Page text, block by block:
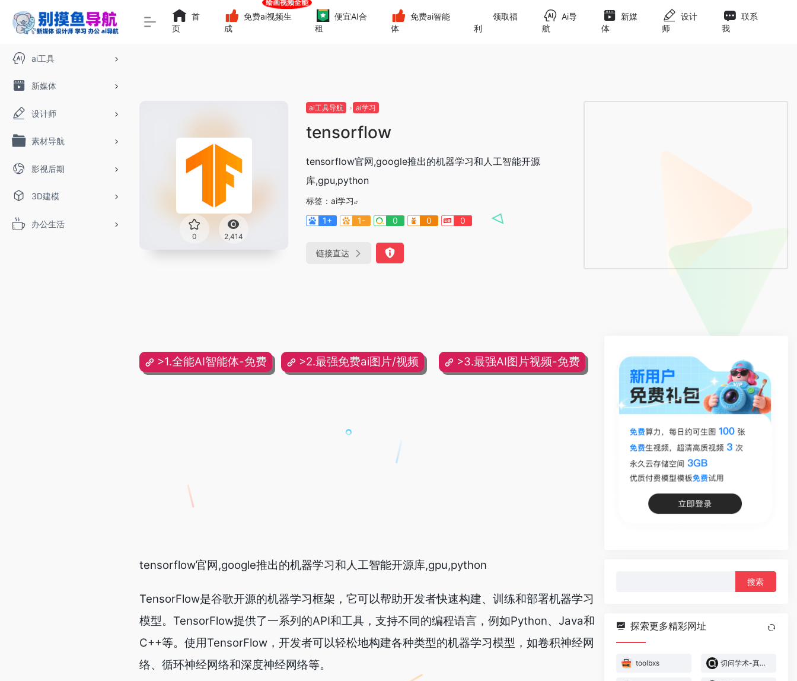
ai工具
新媒体
设计师
素材导航
影视后期
3D建模
办公生活
首
页
免费ai视频生
成
便宜AI合
租
免费ai智能
体
领取福
利
Ai导
航
新媒
体
设计
师
联系
我
0 2,414
ai工具导航 ai学习
tensorflow
tensorflow官网,google推出的机器学习和人工智能开源
库,gpu,python
标签： ai学习
1+
1- 0 0 0
链接直达
>1.全能AI智能体-免费 >2.最强免费ai图片/视频 >3.最强AI图片视频-免费
tensorflow官网,google推出的机器学习和人工智能开源库,gpu,python
TensorFlow是谷歌开源的机器学习框架，它可以帮助开发者快速构建、训练和部署机器学习
模型。TensorFlow提供了一系列的API和工具，支持不同的编程语言，例如Python、Java和
C++等。使用TensorFlow，开发者可以轻松地构建各种类型的机器学习模型，如卷积神经网
络、循环神经网络和深度神经网络等。
探索更多精彩网址
toolbxs 切问学术-真实文献0幻觉